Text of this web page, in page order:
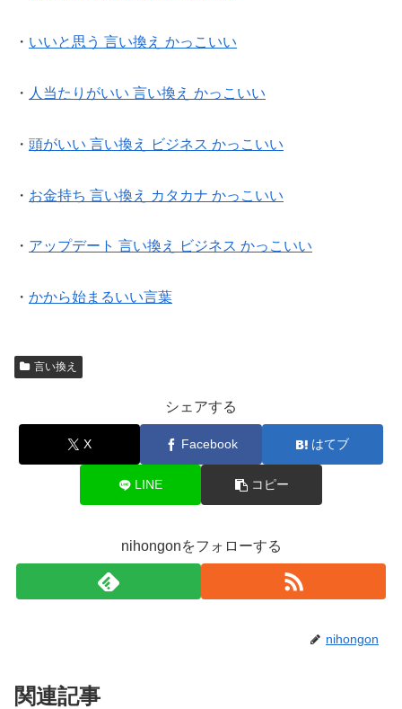
・ いいと思う 言い換え かっこいい
・ 人当たりがいい 言い換え かっこいい
・ 頭がいい 言い換え ビジネス かっこいい
・ お金持ち 言い換え カタカナ かっこいい
・ アップデート 言い換え ビジネス かっこいい
・ かから始まるいい言葉
言い換え
シェアする
X Facebook はてブ
LINE コピー
nihongonをフォローする
nihongon
関連記事